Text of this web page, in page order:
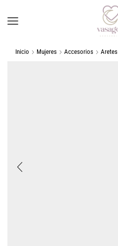
Inicio Mujeres Accesorios Aretes